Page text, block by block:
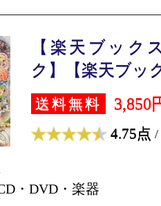
【楽天ブック
ク】【楽天ブッ
送料無料 3,850
4.75点 /
・DVD・楽器